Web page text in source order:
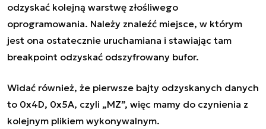
odzyskać kolejną warstwę złośliwego
oprogramowania. Należy znaleźć miejsce, w którym
jest ona ostatecznie uruchamiana i stawiając tam
breakpoint odzyskać odszyfrowany bufor.
Widać również, że pierwsze bajty odzyskanych danych
to 0x4D, 0x5A, czyli „MZ”, więc mamy do czynienia z
kolejnym plikiem wykonywalnym.